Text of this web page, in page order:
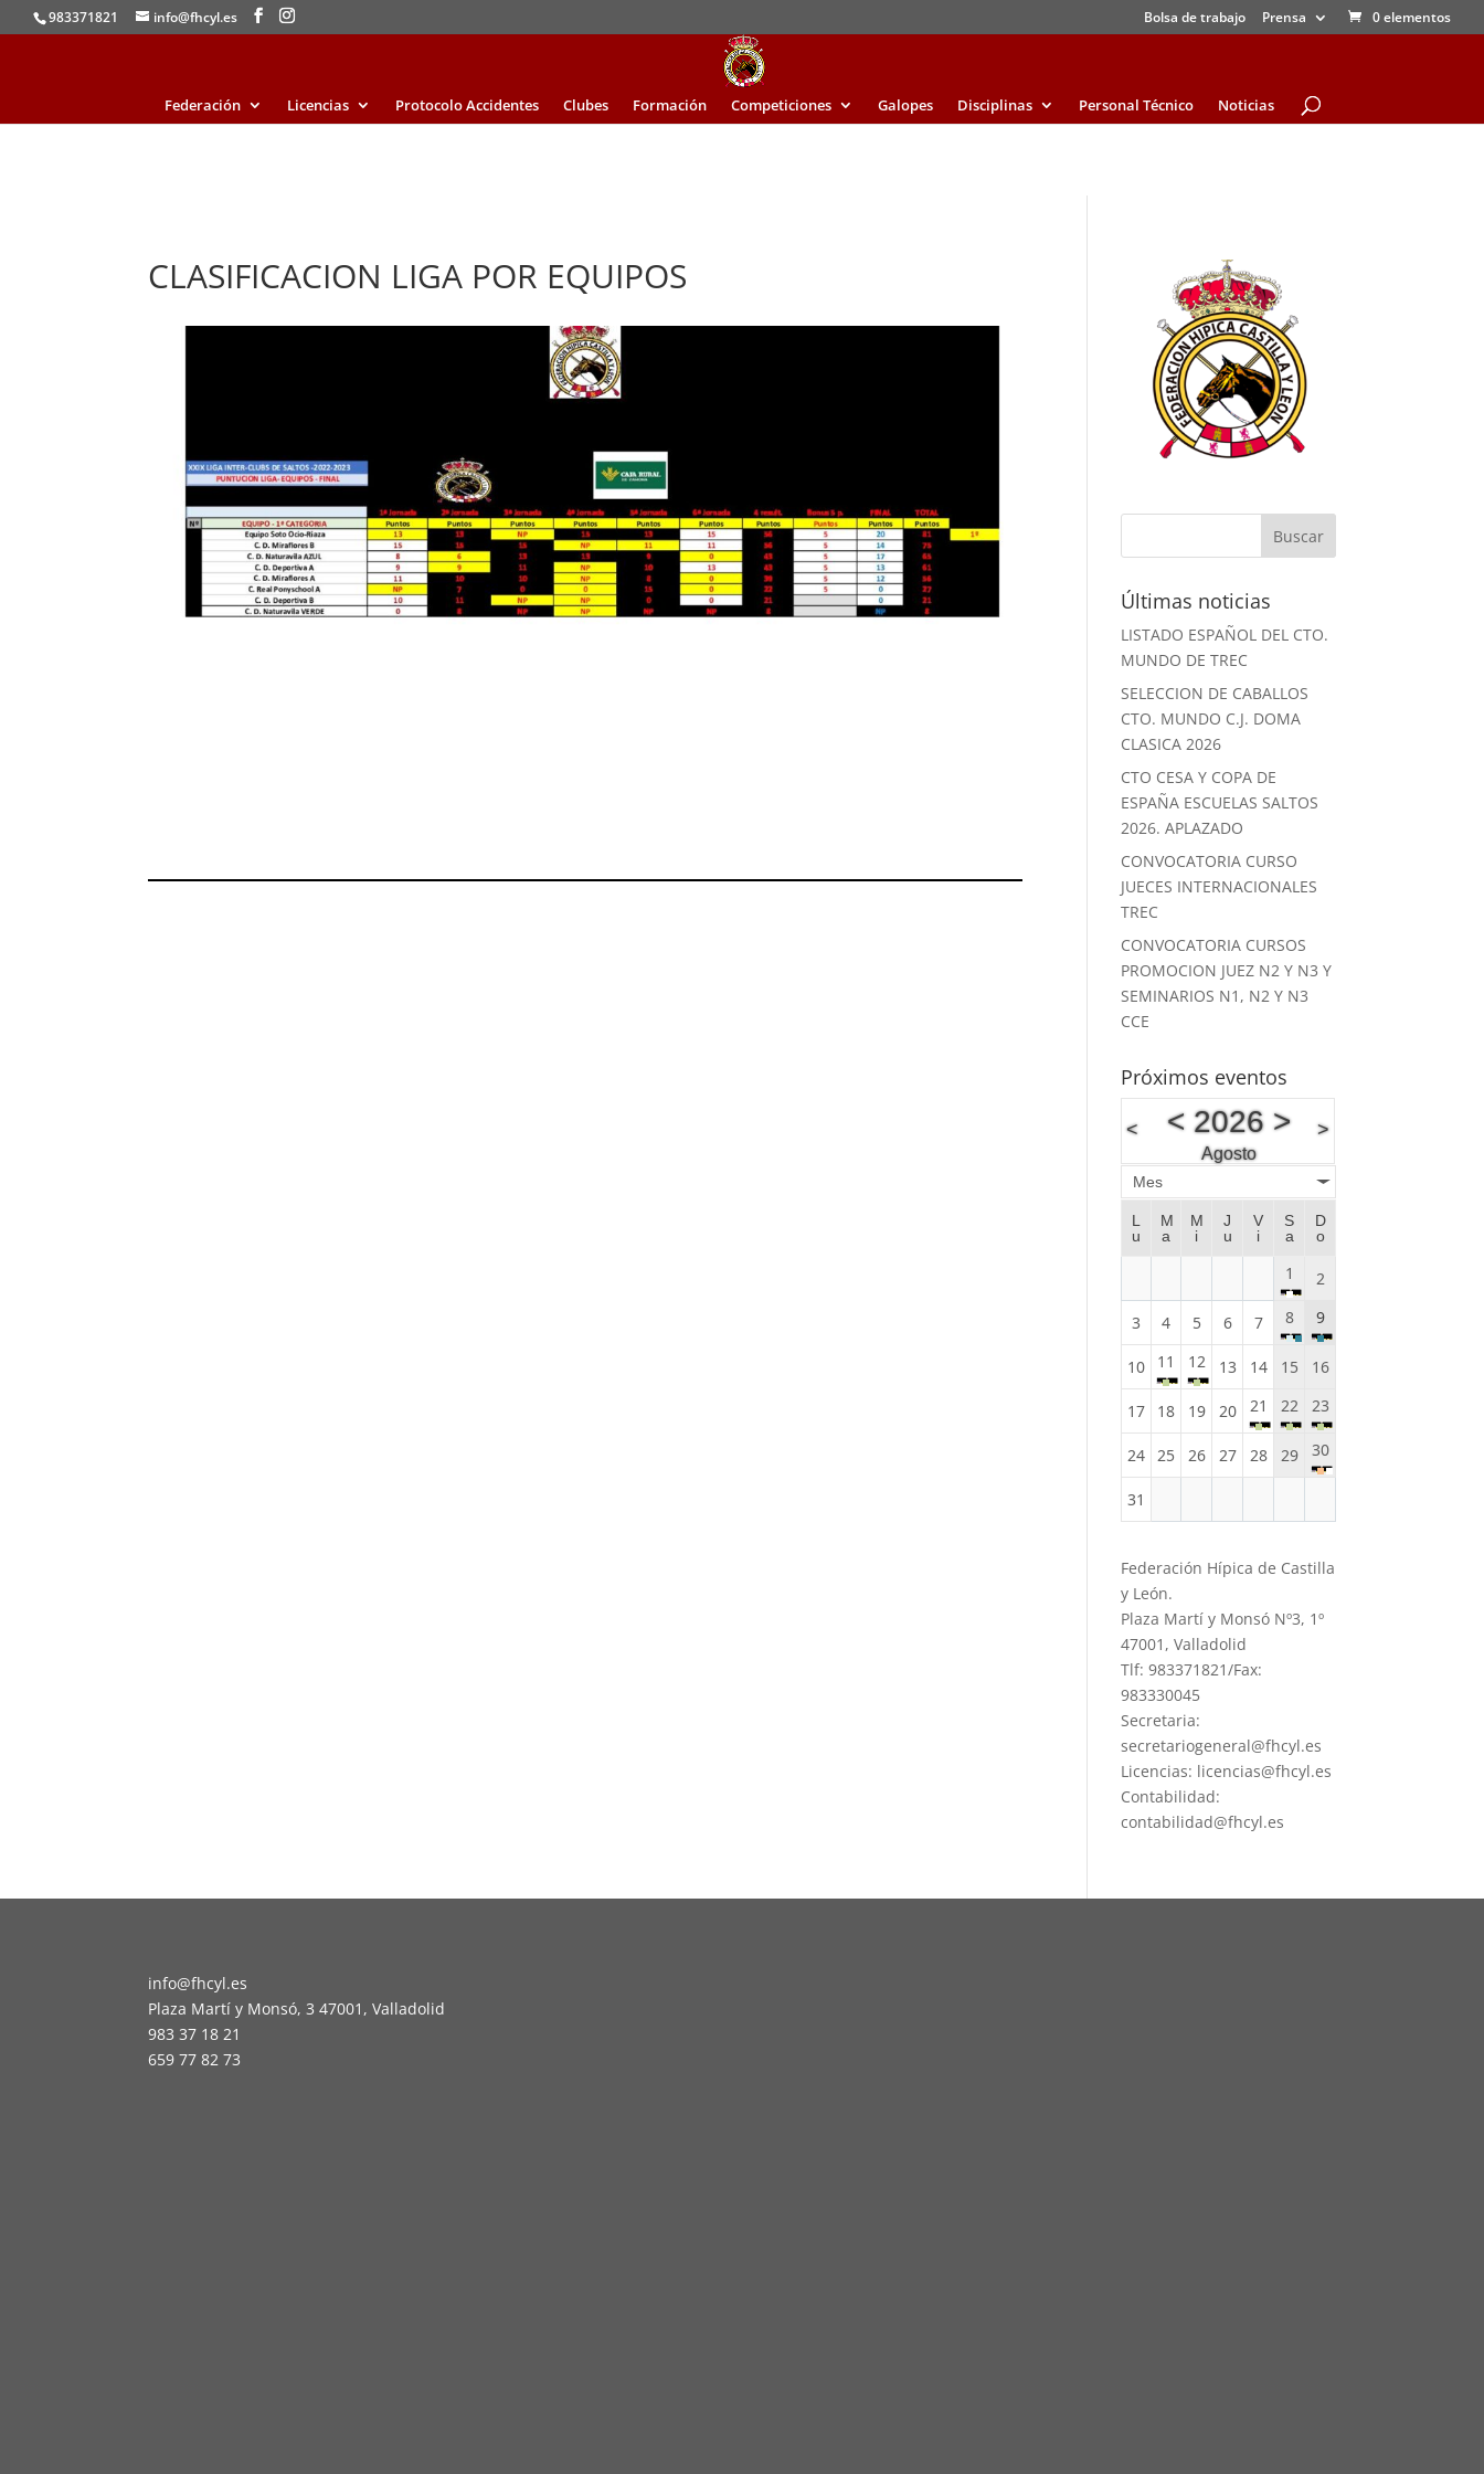
983371821 info@fhcyl.es Bolsa de trabajo Prensa 0 elementos
Federación Licencias Protocolo Accidentes Clubes Formación Competiciones Galopes Disciplinas Personal Técnico Noticias
CLASIFICACION LIGA POR EQUIPOS
Últimas noticias
LISTADO ESPAÑOL DEL CTO.
MUNDO DE TREC
SELECCION DE CABALLOS
CTO. MUNDO C.J. DOMA
CLASICA 2026
CTO CESA Y COPA DE
ESPAÑA ESCUELAS SALTOS
2026. APLAZADO
CONVOCATORIA CURSO
JUECES INTERNACIONALES
TREC
CONVOCATORIA CURSOS
PROMOCION JUEZ N2 Y N3 Y
SEMINARIOS N1, N2 Y N3
CCE
Próximos eventos
< <2026 >
Agosto
>
Mes
L
u
M
a
M
i
J
u
V
i
S
a
D
o
1 2
3 4 5 6 7 8 9
10 11 12 13 14 15 16
17 18 19 20 21 22 23
24 25 26 27 28 29 30
31
Federación Hípica de Castilla
y León.
Plaza Martí y Monsó Nº3, 1º
47001, Valladolid
Tlf: 983371821/Fax:
983330045
Secretaria:
secretariogeneral@fhcyl.es
Licencias: licencias@fhcyl.es
Contabilidad:
contabilidad@fhcyl.es
info@fhcyl.es
Plaza Martí y Monsó, 3 47001, Valladolid
983 37 18 21
659 77 82 73